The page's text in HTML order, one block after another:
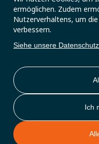
ermöglichen. Zudem
Nutzerverhaltens, um
verbessern.
Siehe unsere
Ich
KRAFT
einer Vielzahl von
Leicht
Gelände und für
im Gelände.
auf die konstante